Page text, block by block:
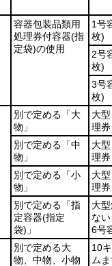
容器包装品類用
処理券付容器(指
定袋)の使用
1号
枚)
2号
枚)
3号
枚)
別で定める「大
物」
大
理券
別で定める「中
物」
大
理券
別で定める「小
物」
大
理券
別で定める「指
定容器(指定
袋) 」
大
な
6号
別で定める大
物、中物、小物
10
ム